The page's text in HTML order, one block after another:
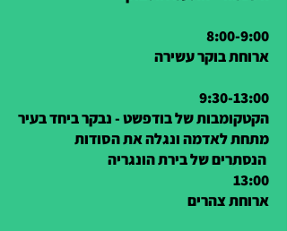
8:00-9:00
ארוחת בוקר עשירה
9:30-13:00
הקטקומבות של בודפשט - נבקר ביחד בעיר
מתחת לאדמה ונגלה את הסודות
13:00
ארוחת צהרים